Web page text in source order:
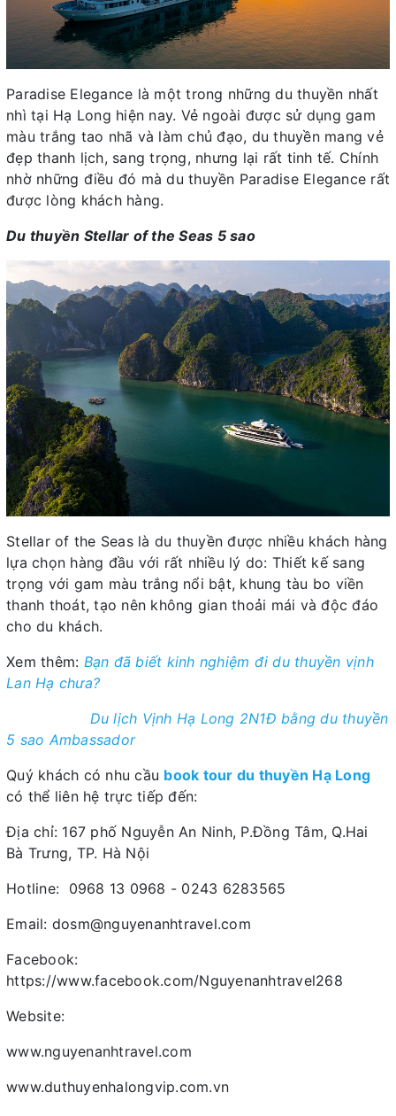
Paradise Elegance là một trong những du thuyền nhất
nhì tại Hạ Long hiện nay. Vẻ ngoài được sử dụng gam
màu trắng tao nhã và làm chủ đạo, du thuyền mang vẻ
đẹp thanh lịch, sang trọng, nhưng lại rất tinh tế. Chính
nhờ những điều đó mà du thuyền Paradise Elegance rất
được lòng khách hàng.
Du thuyền Stellar of the Seas 5 sao
Stellar of the Seas là du thuyền được nhiều khách hàng
lựa chọn hàng đầu với rất nhiều lý do: Thiết kế sang
trọng với gam màu trắng nổi bật, khung tàu bo viền
thanh thoát, tạo nên không gian thoải mái và độc đáo
cho du khách.
Xem thêm: Bạn đã biết kinh nghiệm đi du thuyền vịnh
Lan Hạ chưa?
Du lịch Vịnh Hạ Long 2N1Đ bằng du thuyền
5 sao Ambassador
Quý khách có nhu cầu book tour du thuyền Hạ Long
có thể liên hệ trực tiếp đến:
Địa chỉ: 167 phố Nguyễn An Ninh, P.Đồng Tâm, Q.Hai
Bà Trưng, TP. Hà Nội
Hotline: 0968 13 0968 - 0243 6283565
Email: dosm@nguyenanhtravel.com
Facebook:
https://www.facebook.com/Nguyenanhtravel268
Website:
www.nguyenanhtravel.com
www.duthuyenhalongvip.com.vn